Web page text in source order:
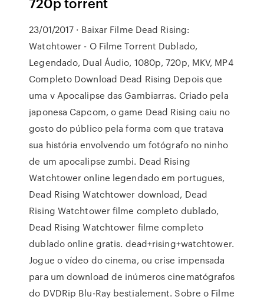
23/01/2017 · Baixar Filme Dead Rising:
Watchtower - O Filme Torrent Dublado,
Legendado, Dual Áudio, 1080p, 720p, MKV, MP4
Completo Download Dead Rising Depois que
uma v Apocalipse das Gambiarras. Criado pela
japonesa Capcom, o game Dead Rising caiu no
gosto do público pela forma com que tratava
sua história envolvendo um fotógrafo no ninho
de um apocalipse zumbi. Dead Rising
Watchtower online legendado em portugues,
Dead Rising Watchtower download, Dead
Rising Watchtower filme completo dublado,
Dead Rising Watchtower filme completo
dublado online gratis. dead+rising+watchtower.
Jogue o vídeo do cinema, ou crise impensada
para um download de inúmeros cinematógrafos
do DVDRip Blu-Ray bestialement. Sobre o Filme